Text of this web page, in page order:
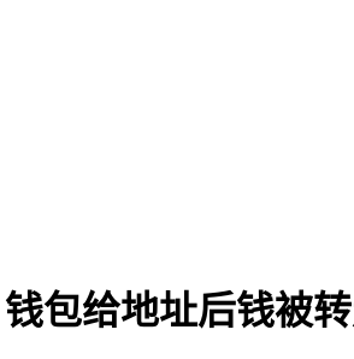
包给地址后钱被